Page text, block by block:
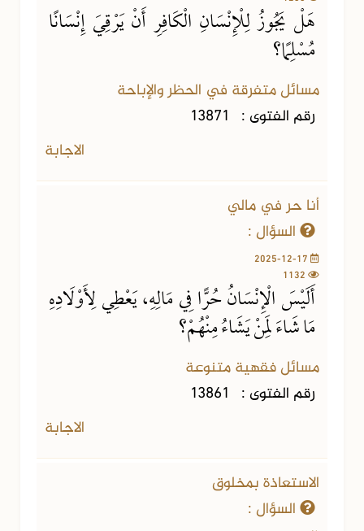
هَلْ يَجُوزُ لِلْإِنْسَانِ الْكَافِرِ أَنْ يَرْقِيَ إِنْسَانًا
مُسْلِمًا؟
مسائل متفرقة في الحظر والإباحة
رقم الفتوى : 13871
الاجابة
أنا حر في مالي
السؤال :
أَلَيْسَ الْإِنْسَانُ حُرًّا فِي مَالِهِ، يَعْطِي لِأَوْلَادِهِ
مَا شَاءَ لِمَنْ يَشَاءُ مِنْهُمْ؟
مسائل فقهية متنوعة
رقم الفتوى : 13861
الاجابة
الاستعاذة بمخلوق
السؤال :